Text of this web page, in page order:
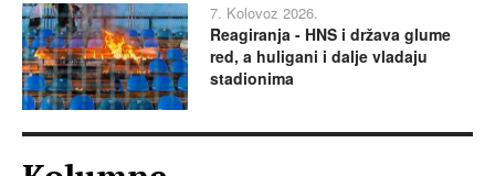
7. Kolovoz 2026.
Reagiranja - HNS i država glume
red, a huligani i dalje vladaju
stadionima